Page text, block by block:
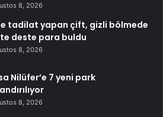
8, 2026
tadilat yapan çift, gizli bölmede
deste para buldu
8, 2026
Nilüfer’e 7 yeni park
8, 2026